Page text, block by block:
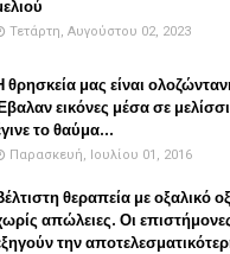
Τετάρτη, Αυγούστου 02, 2023
θρησκεία μας είναι
εικόνες μέσα σε μελίσσι
το θαύμα...
Παρασκευή, Ιουλίου 01, 2016
θεραπεία με οξαλικό
απώλειες. Οι
την